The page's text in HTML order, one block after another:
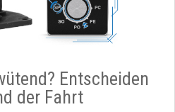
Entscheiden
der Fahrt